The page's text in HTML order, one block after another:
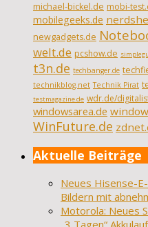
michael-bickel.de mobi-
mobilegeeks.de
newgadgets.de
welt.de pcshow.de
t3n.de techbanger.de
technikblog.net Technik Pirat
testmagazine.de wdr.de/
windowsarea.de
WinFuture.de
Aktuelle Beiträge
Neues Hisense-
Bildern mit
Motorola: Neues
„3 Tagen“